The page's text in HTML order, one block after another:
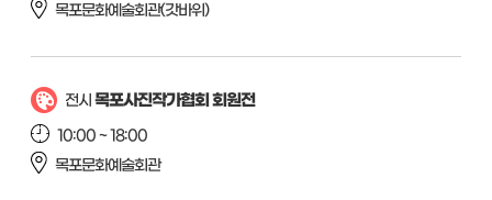
목포문화예술회관(갓바위)
전시 목포사진작가협회 회원전
10:00 ~ 18:00
목포문화예술회관